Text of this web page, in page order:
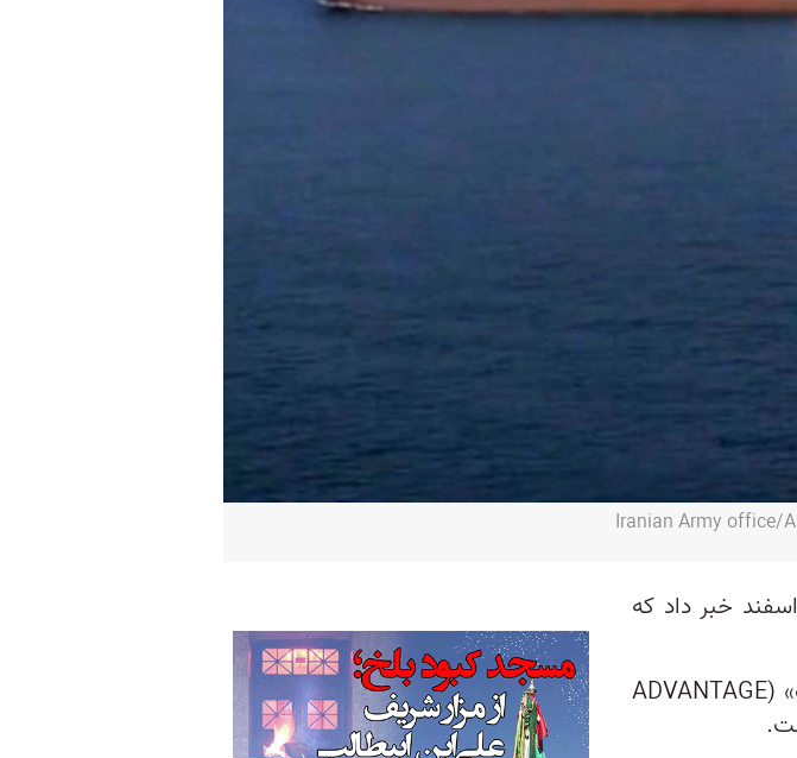
خبرگزاری تسنیم، وابسته به سپاه پاسداران، روز چهارشنبه ۱۶ اسفند خبر داد که
به گزارش این خبرگزاری، محموله نفتی کشتی «ادونتیج سوییت» (ADVANTAGE